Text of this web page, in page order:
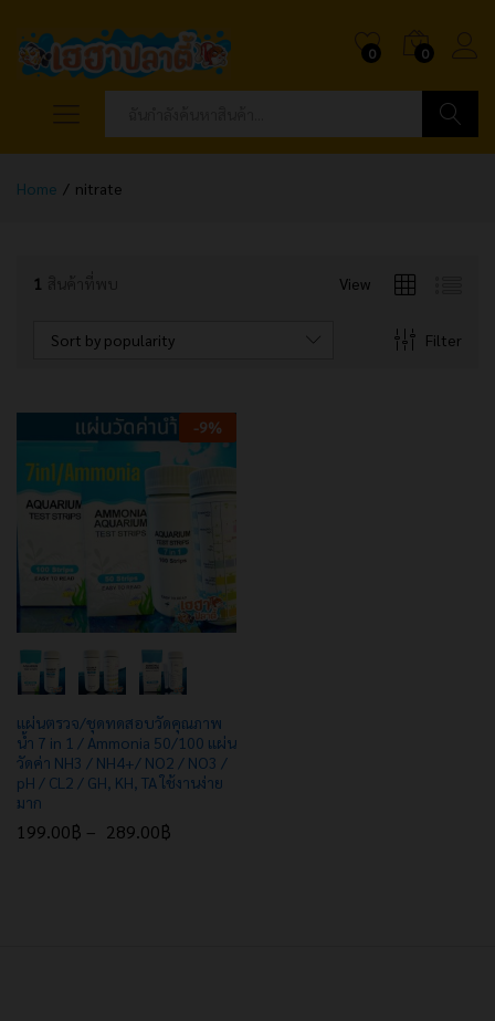
0 0
ค้นหา
Home / nitrate
1 View
Filter
Sort by popularity
-9%
แผ่นตรวจ/ชุดทดสอบวัดคุณภาพ
น้ำ 7 in 1 / Ammonia 50/100 แผ่น
วัดค่า NH3 / NH4+/ NO2 / NO3 /
pH / CL2 / GH, KH, TA ใช้งานง่าย
มาก
199.00฿ – 289.00฿